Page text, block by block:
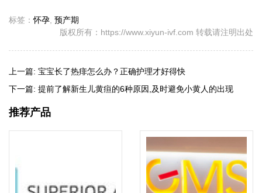
标签：怀孕, 预产期
版权所有：https://www.xiyun-ivf.com 转载请注明出处
上一篇: 宝宝长了热痱怎么办？正确护理才好得快
下一篇: 提前了解新生儿黄疸的6种原因,及时避免小黄人的出现
推荐产品